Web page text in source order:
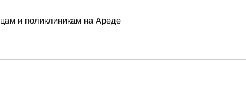
и поликлиникам на Ареде